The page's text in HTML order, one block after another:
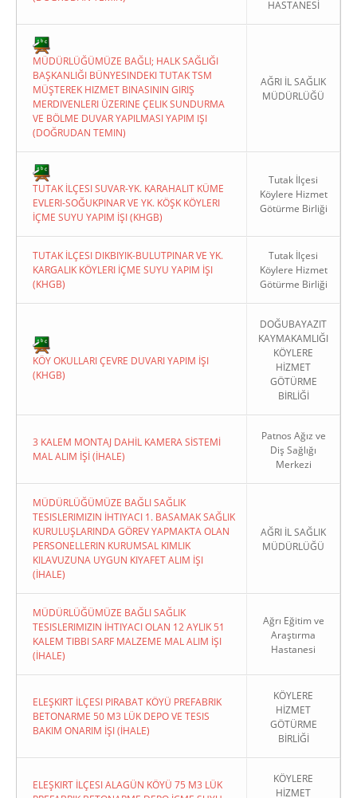
HASTANESİ
MÜDÜRLÜĞÜMÜZE BAĞLI; HALK SAĞLIĞI
BAŞKANLIĞI BÜNYESINDEKI TUTAK TSM
MÜŞTEREK HIZMET BINASININ GIRIŞ
MERDIVENLERI ÜZERINE ÇELIK SUNDURMA
VE BÖLME DUVAR YAPILMASI YAPIM IŞI
(DOĞRUDAN TEMIN)
AĞRI İL SAĞLIK
MÜDÜRLÜĞÜ
TUTAK İLÇESI SUVAR-YK. KARAHALIT KÜME
EVLERI-SOĞUKPINAR VE YK. KÖŞK KÖYLERI
İÇME SUYU YAPIM İŞI (KHGB)
Tutak İlçesi
Köylere Hizmet
Götürme Birliği
TUTAK İLÇESI DIKBIYIK-BULUTPINAR VE YK.
KARGALIK KÖYLERI İÇME SUYU YAPIM İŞI
(KHGB)
Tutak İlçesi
Köylere Hizmet
Götürme Birliği
KÖY OKULLARI ÇEVRE DUVARI YAPIM İŞI
(KHGB)
DOĞUBAYAZIT
KAYMAKAMLIĞI
KÖYLERE
HİZMET
GÖTÜRME
BİRLİĞİ
3 KALEM MONTAJ DAHİL KAMERA SİSTEMİ
MAL ALIM İŞİ (İHALE)
Patnos Ağız ve
Diş Sağlığı
Merkezi
MÜDÜRLÜĞÜMÜZE BAĞLI SAĞLIK
TESISLERIMIZIN İHTIYACI 1. BASAMAK SAĞLIK
KURULUŞLARINDA GÖREV YAPMAKTA OLAN
PERSONELLERIN KURUMSAL KIMLIK
KILAVUZUNA UYGUN KIYAFET ALIM İŞI
(İHALE)
AĞRI İL SAĞLIK
MÜDÜRLÜĞÜ
MÜDÜRLÜĞÜMÜZE BAĞLI SAĞLIK
TESISLERIMIZIN İHTIYACI OLAN 12 AYLIK 51
KALEM TIBBI SARF MALZEME MAL ALIM İŞI
(İHALE)
Ağrı Eğitim ve
Araştırma
Hastanesi
ELEŞKIRT İLÇESI PIRABAT KÖYÜ PREFABRIK
BETONARME 50 M3 LÜK DEPO VE TESIS
BAKIM ONARIM İŞI (İHALE)
KÖYLERE
HİZMET
GÖTÜRME
BİRLİĞİ
ELEŞKIRT İLÇESI ALAGÜN KÖYÜ 75 M3 LÜK
KÖYLERE
HİZMET